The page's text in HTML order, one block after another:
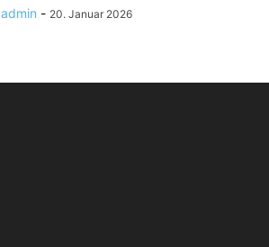
admin - 20. Januar 2026